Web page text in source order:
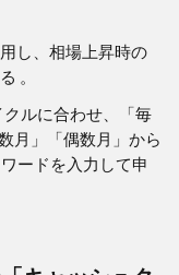
し、相場上昇時の
。
ルに合わせ、「毎
月」「偶数月」から
ードを入力して申